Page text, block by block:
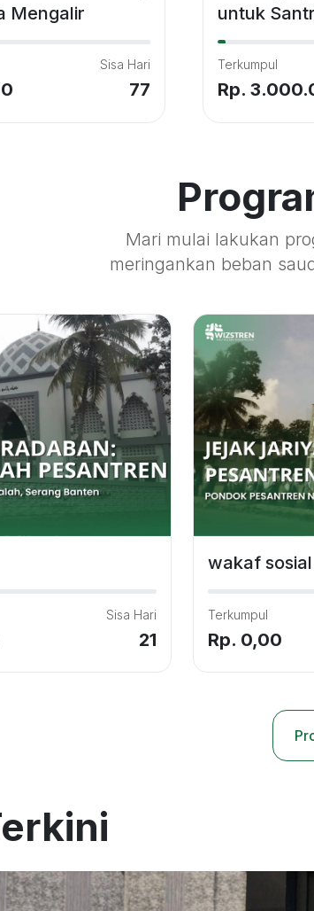
Mengalir
Sisa Hari
77
untuk
Terkumpul
Rp.
Mari mulai lakukan
meringankan beban
Sisa Hari
21
wakaf sosial
Terkumpul
Rp. 0,00